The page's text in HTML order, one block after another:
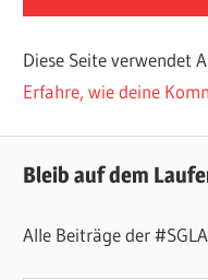
Diese Seite verwendet
Erfahre, wie deine
Bleib auf dem
Alle Beiträge der